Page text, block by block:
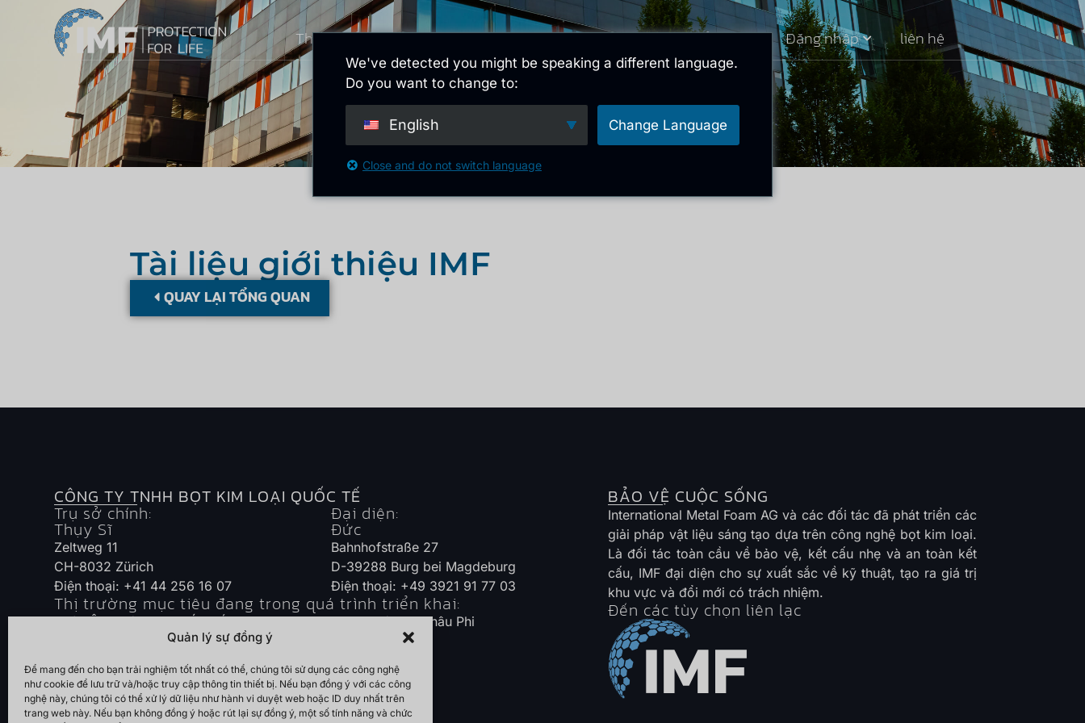
Quản lý sự đồng ý
Để mang đến cho bạn trải nghiệm tốt nhất có thể, chúng tôi sử dụng các công nghệ
như cookie để lưu trữ và/hoặc truy cập thông tin thiết bị. Nếu bạn đồng ý với các công
nghệ này, chúng tôi có thể xử lý dữ liệu như hành vi duyệt web hoặc ID duy nhất trên
trang web này. Nếu bạn không đồng ý hoặc rút lại sự đồng ý, một số tính năng và chức
Theo đuổi Giấy phép toàn cầu phạm vi sự đổi mới Đăng nhập liên hệ
Tài liệu giới thiệu IMF
QUAY LẠI TỔNG QUAN
CÔNG TY TNHH BỌT KIM LOẠI QUỐC TẾ
Trụ sở chính:
Thụy Sĩ
Zeltweg 11
CH-8032 Zürich
Điện thoại: +41 44 256 16 07
Đại diện:
Đức
Bahnhofstraße 27
D-39288 Burg bei Magdeburg
Điện thoại: +49 3921 91 77 03
Thị trường mục tiêu đang trong quá trình triển khai:
Châu Âu - Đông Nam Á - Bắc Mỹ - Nam Mỹ - Trung Đông - Châu Phi
BẢO VỆ CUỘC SỐNG
International Metal Foam AG và các đối tác đã phát triển các
giải pháp vật liệu sáng tạo dựa trên công nghệ bọt kim loại.
Là đối tác toàn cầu về bảo vệ, kết cấu nhẹ và an toàn kết
cấu, IMF đại diện cho sự xuất sắc về kỹ thuật, tạo ra giá trị
khu vực và đổi mới có trách nhiệm.
Đến các tùy chọn liên lạc
We've detected you might be speaking a different language.
Do you want to change to:
English Change Language
Close and do not switch language